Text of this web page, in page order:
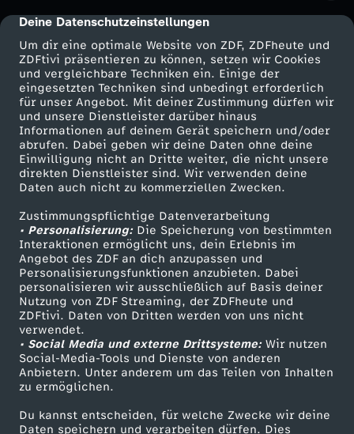
cmp-dialog-description
Deine Datenschutzeinstellungen
Um dir eine optimale Website von ZDF, ZDFheute und
ZDFtivi präsentieren zu können, setzen wir Cookies
und vergleichbare Techniken ein. Einige der
eingesetzten Techniken sind unbedingt erforderlich
für unser Angebot. Mit deiner Zustimmung dürfen wir
und unsere Dienstleister darüber hinaus
Informationen auf deinem Gerät speichern und/oder
abrufen. Dabei geben wir deine Daten ohne deine
Einwilligung nicht an Dritte weiter, die nicht unsere
direkten Dienstleister sind. Wir verwenden deine
Daten auch nicht zu kommerziellen Zwecken.
Zustimmungspflichtige Datenverarbeitung
• Personalisierung:Die Speicherung von bestimmten
Interaktionen ermöglicht uns, dein Erlebnis im
Angebot des ZDF an dich anzupassen und
Personalisierungsfunktionen anzubieten. Dabei
personalisieren wir ausschließlich auf Basis deiner
Nutzung von ZDF Streaming, der ZDFheute und
ZDFtivi. Daten von Dritten werden von uns nicht
verwendet.
• Social Media und externe Drittsysteme:Wir nutzen
Social-Media-Tools und Dienste von anderen
Anbietern. Unter anderem um das Teilen von Inhalten
zu ermöglichen.
Du kannst entscheiden, für welche Zwecke wir deine
Daten speichern und verarbeiten dürfen. Dies
c
h
e
n
a
c
h
G
e
r
e
Mehr ZDF
ZDF-Apps
Smart TV
ZDFtext
Livestreams
Sendungen A-Z
TV-Programm
Service
ZDFmitreden
Kontakt zum ZDF
Tickets
Zuschauerservice
Hilfe
ZDF Unternehmen
Karriere
ZDF goes Schule